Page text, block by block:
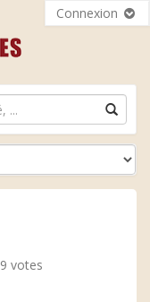
Connexion
9 votes